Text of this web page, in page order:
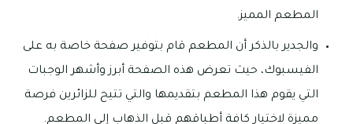
المطعم المميز.
والجدير بالذكر أن المطعم قام بتوفير صفحة خاصة به على
الفيسبوك، حيث تعرض هذه الصفحة أبرز وأشهر الوجبات
التي يقوم هذا المطعم بتقديمها والتي تتيح للزائرين فرصة
مميزة لاختيار كافة أطباقهم قبل الذهاب إلى المطعم.